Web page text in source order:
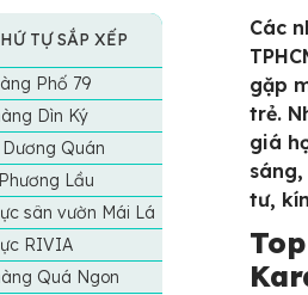
TỰ SẮP XẾP
Phố 79
Dìn Ký
Quán
Lầu
sân vườn Mái Lá
RIVIA
Quá Ngon
Các
gặp
trẻ.
giá
tư,